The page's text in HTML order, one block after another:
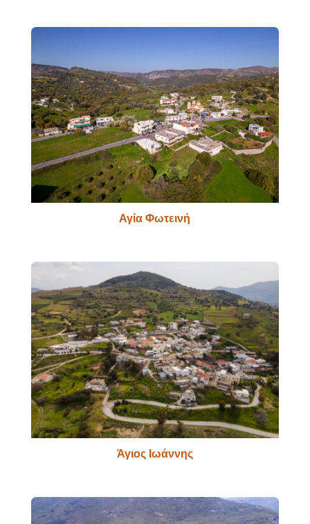
Αγία Φωτεινή
Άγιος Ιωάννης